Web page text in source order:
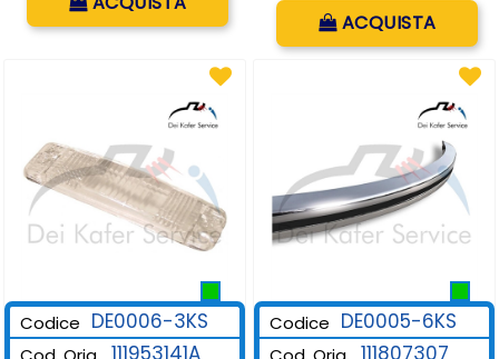
Quantità
ACQUISTA
Codice DE0006-3KS
111953141A
Codice DE0005-6KS
111807307